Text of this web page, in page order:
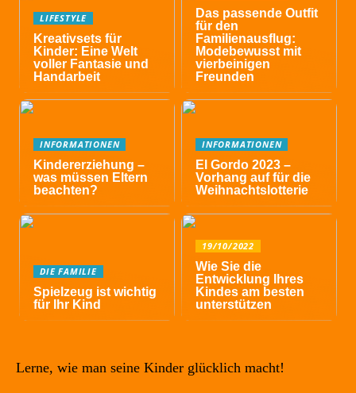
LIFESTYLE
Kreativsets für
Kinder: Eine Welt
voller Fantasie und
Handarbeit
Das passende Outfit
für den
Familienausflug:
Modebewusst mit
vierbeinigen
Freunden
INFORMATIONEN
Kindererziehung –
was müssen Eltern
beachten?
INFORMATIONEN
El Gordo 2023 –
Vorhang auf für die
Weihnachtslotterie
DIE FAMILIE
Spielzeug ist wichtig
für Ihr Kind
19/10/2022
Wie Sie die
Entwicklung Ihres
Kindes am besten
unterstützen
Lerne, wie man seine Kinder glücklich macht!